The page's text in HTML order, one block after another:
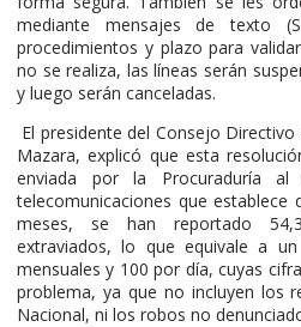
mediante mensajes de texto
procedimientos y plazo para
no se realiza, las líneas serán
y luego serán canceladas.
El presidente del Consejo
Mazara, explicó que esta
enviada por la Procuraduría
telecomunicaciones que
meses, se han reportado
extraviados, lo que equivale a
mensuales y 100 por día, cuyas
problema, ya que no incluyen los
Nacional, ni los robos no